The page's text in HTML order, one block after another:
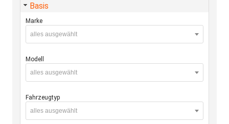
Basis
Marke
alles ausgewählt
Modell
alles ausgewählt
Fahrzeugtyp
alles ausgewählt